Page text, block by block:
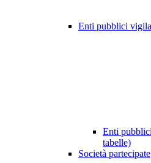
Enti pubblici
Enti
tabelle)
Società partecipate